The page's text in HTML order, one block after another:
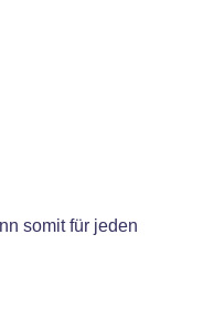
somit für jeden